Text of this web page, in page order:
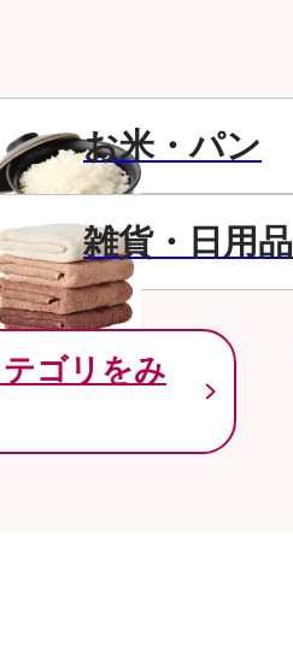
お米・パン
雑貨・日用品
ゴリをみ